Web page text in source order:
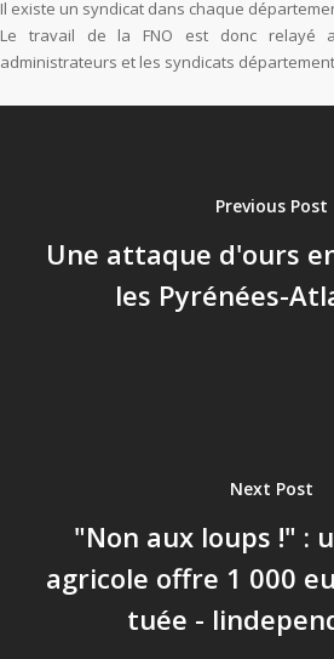
Il existe un syndicat dans chaque
Le travail de la FNO est donc relayé
administrateurs et les syndicats
Previous Post
Une attaque d'ours
les Pyrénées-
Next Post
"Non aux loups !" :
agricole offre 1 000
tuée -